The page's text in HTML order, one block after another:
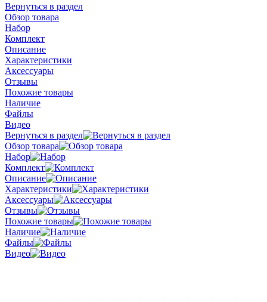
Вернуться в раздел
Обзор товара
Набор
Комплект
Описание
Характеристики
Аксессуары
Отзывы
Похожие товары
Наличие
Файлы
Видео
Вернуться в раздел
Обзор товара
Набор
Комплект
Описание
Характеристики
Аксессуары
Отзывы
Похожие товары
Наличие
Файлы
Видео